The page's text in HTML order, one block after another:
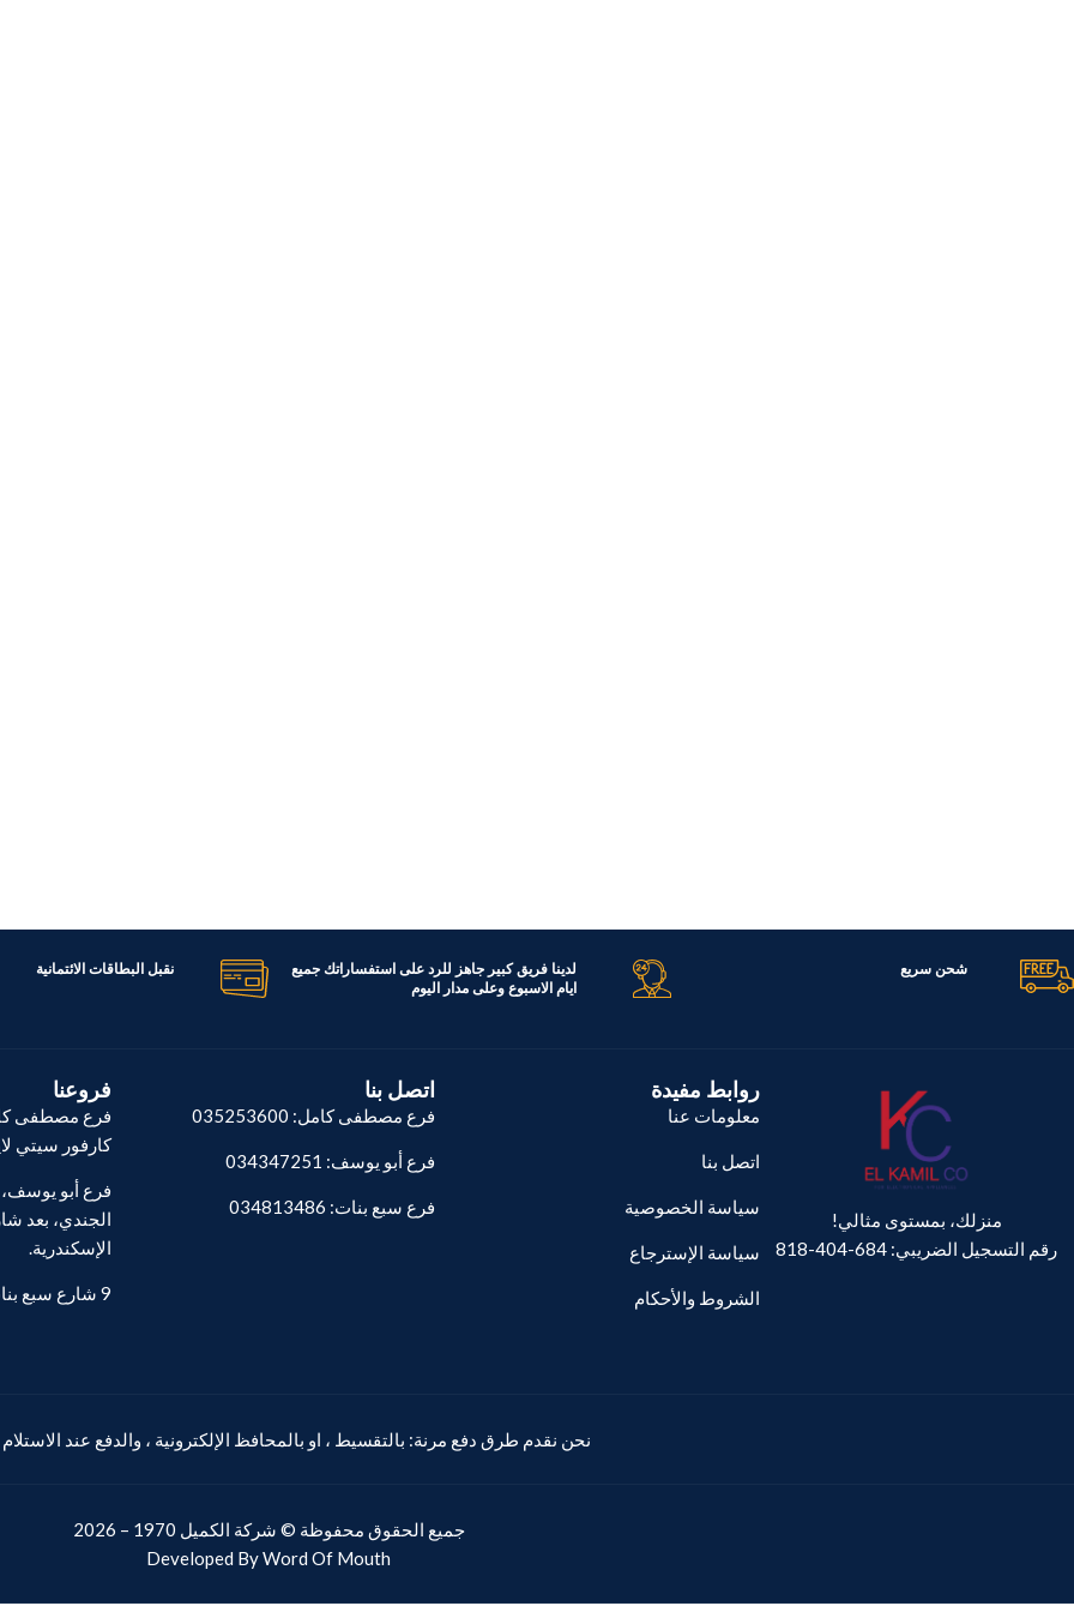
شحن سريع
لدينا فريق كبير جاهز للرد على استفساراتك جميع
ايام الاسبوع وعلى مدار اليوم
نقبل البطاقات الائتمانية
منزلك، بمستوى مثالي!
رقم التسجيل الضريبي: 684-404-818
روابط مفيدة
معلومات عنا
اتصل بنا
سياسة الخصوصية
سياسة الإسترجاع
الشروط والأحكام
اتصل بنا
فرع مصطفى كامل: 035253600
فرع أبو يوسف: 034347251
فرع سبع بنات: 034813486
فروعنا
فرع مصطفى
كارفور سيتي
الجندي، بعد
الإسكندرية.
9 شارع سبع بنات - المنشية.
نحن نقدم طرق دفع مرنة: بالتقسيط ، او بالمحافظ الإلكترونية ، والدفع عند
جميع الحقوق محفوظة © شركة الكميل
Developed ByWord Of Mouth